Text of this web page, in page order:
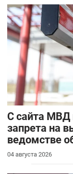
С сайта МВД
запрета на
ведомстве
04 августа 2026